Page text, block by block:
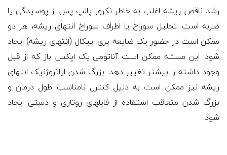
رشد ناقص ریشه اغلب به خاطر نکروز پالپ پس از پوسیدگی یا
ضربه است. تحلیل سوراخ یا اطراف سوراخ انتهای ریشه، هر دو
ممکن است در حضور یک ضایعه پری اپیکال (انتهای ریشه) ایجاد
شود. این مسئله ممکن است آناتومی یک اپکس باز که از قبل
وجود داشته را بیشتر تغییر دهد. بزرگ شدن ایاتروژنیک انتهای
ریشه نیز ممکن است به دلیل کنترل نامناسب طول درمان و
بزرگ شدن متعاقب استفاده از فایلهای روتاری و دستی ایجاد
شود.